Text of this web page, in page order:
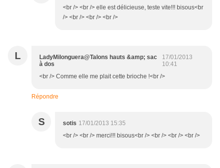
<br /> <br /> elle est délicieuse, teste vite!!! bisous<br
/> <br /> <br /> <br />
L
LadyMilonguera@Talons hauts &amp; sac
à dos
17/01/2013
10:41
<br /> Comme elle me plait cette brioche !<br />
Répondre
S sotis 17/01/2013 15:35
<br /> <br /> merci!!! bisous<br /> <br /> <br /> <br />